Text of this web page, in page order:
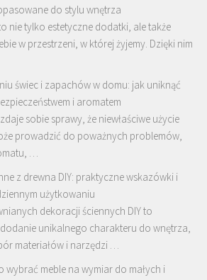
do stylu wnętrza
nie tylko estetyczne dodatki, ale także
w przestrzeni, w której żyjemy. Dzięki nim
świec i zapachów w domu: jak uniknąć
i aromatem
sobie sprawy, że niewłaściwe użycie
prowadzić do poważnych problemów,
…
z drewna DIY: praktyczne wskazówki i
użytkowaniu
dekoracji ściennych DIY to
unikalnego charakteru do wnętrza,
materiałów i narzędzi …
wybrać meble na wymiar do małych i